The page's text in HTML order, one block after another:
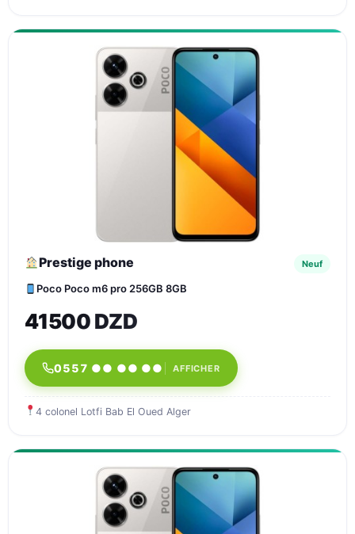
Prestige phone Neuf
Poco Poco m6 pro 256GB 8GB
41500 DZD
0557 ●● ●● ●● AFFICHER
4 colonel Lotfi Bab El Oued Alger